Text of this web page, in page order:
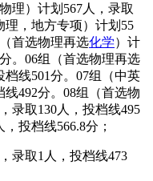
理）计划567人，录取
理，地方专项）计划55
首选物理再选化学）计
。06组（首选物理再选
档线501分。07组（中英
492分。08组（首选物
录取130人，投档线495
投档线566.8分；
录取1人，投档线473